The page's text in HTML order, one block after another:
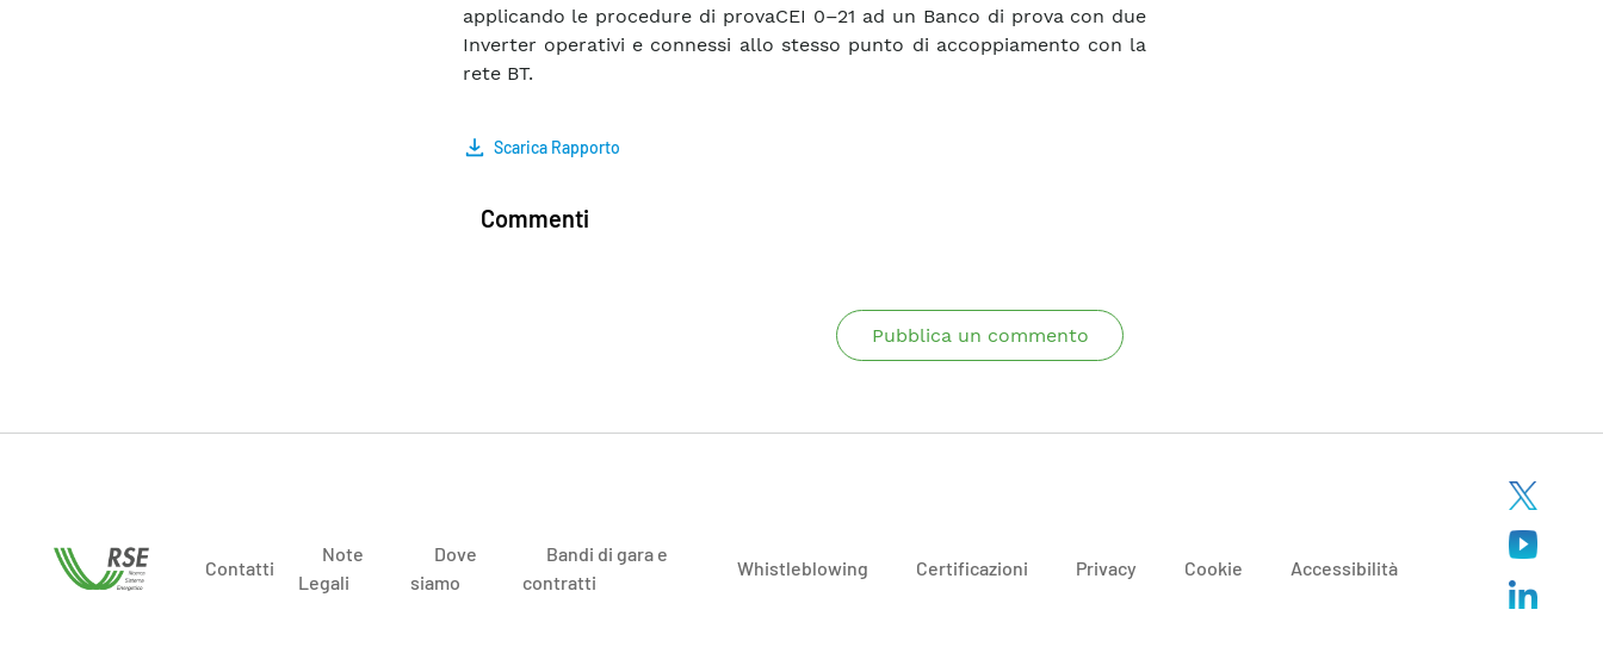
applicando le procedure di provaCEI 0–21 ad un Banco di prova con due
Inverter operativi e connessi allo stesso punto di accoppiamento con la
rete BT.
Scarica Rapporto
Commenti
Pubblica un commento
Contatti
Note
Legali
Dove
siamo
Bandi di gara e
contratti
Whistleblowing Certificazioni Privacy Cookie Accessibilità